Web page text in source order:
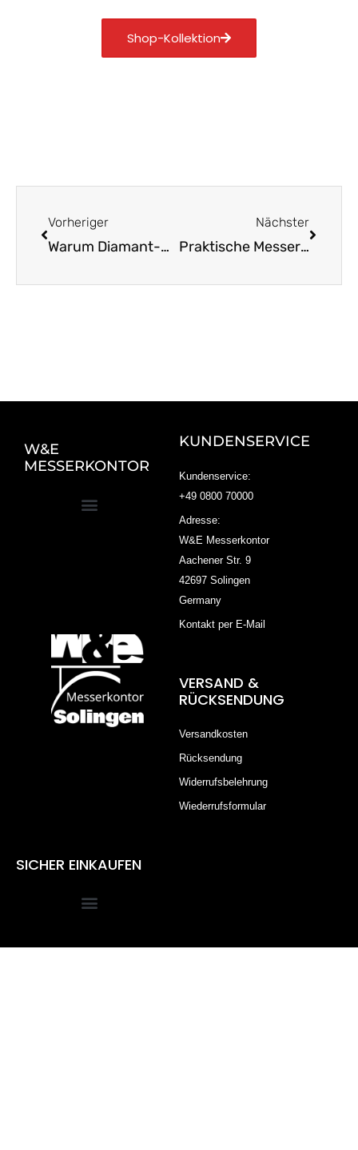
Shop-Kollektion
Vorheriger
Warum Diamant-Wetzstähle unschlagbar gut sind
Nächster
Praktische Messerblöcke aus Holz für Ihre Küche
W&E
MESSERKONTOR
KUNDENSERVICE
Kundenservice:
+49 0800 70000
Adresse:
W&E Messerkontor
Aachener Str. 9
42697 Solingen
Germany
Kontakt per E-Mail
VERSAND &
RÜCKSENDUNG
Versandkosten
Rücksendung
Widerrufsbelehrung
Wiederrufsformular
SICHER EINKAUFEN